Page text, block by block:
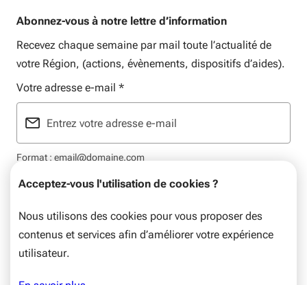
Acceptez-vous l'utilisation de cookies ?
Nous utilisons des cookies pour vous proposer des
contenus et services afin d’améliorer votre expérience
utilisateur.
Abonnez-vous à notre lettre d’information
Recevez chaque semaine par mail toute l’actualité de
votre Région, (actions, évènements, dispositifs d’aides).
Votre adresse e-mail *
Format : email@domaine.com
Mentions légales